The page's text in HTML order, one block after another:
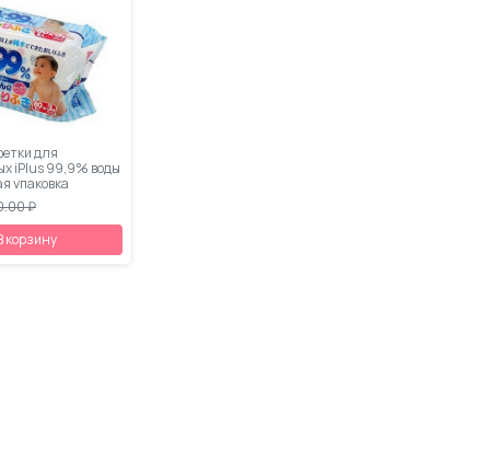
для
iPlus 99,9% воды
упаковка
₽
корзину